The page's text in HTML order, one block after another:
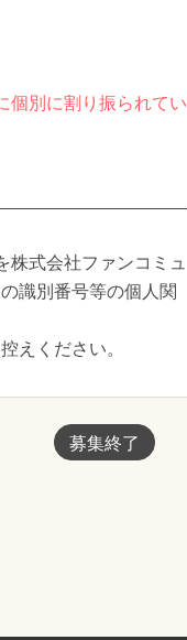
個別に割り振られてい
式会社ファンコミュ
識別番号等の個人関
えください。
募集終了